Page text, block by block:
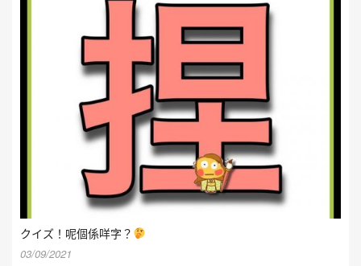
クイズ！呢個係咩字？
03/09/2021